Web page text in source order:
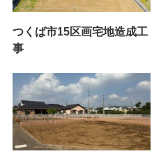
つくば市15区画宅地造成工
事